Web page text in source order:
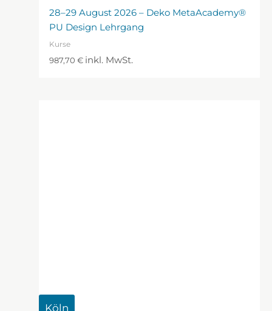
28–29 August 2026 – Deko MetaAcademy®
PU Design Lehrgang
Kurse
987,70€ inkl. MwSt.
Köln